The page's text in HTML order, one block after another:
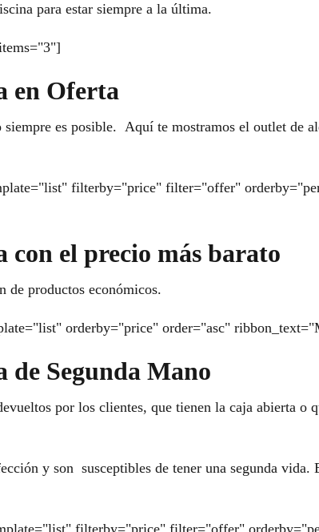
para estar siempre a la última.
en Oferta
es posible. Aquí te mostramos el outlet de
filterby="price" filter="offer"
con el precio más barato
de productos económicos.
orderby="price" order="asc"
de Segunda Mano
por los clientes, que tienen la caja abierta o
y son susceptibles de tener una segunda